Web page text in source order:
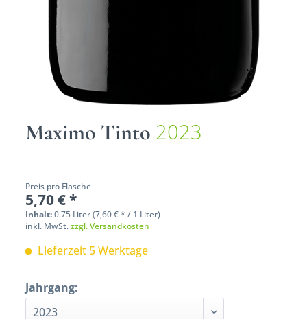
Maximo Tinto 2023
Preis pro Flasche
5,70 € *
Inhalt:0.75 Liter (7,60 € * / 1 Liter)
inkl. MwSt.zzgl. Versandkosten
Lieferzeit 5 Werktage
Jahrgang: